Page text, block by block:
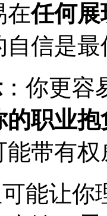
在任何展
信是最
：你更容
职业
能带有
能让你